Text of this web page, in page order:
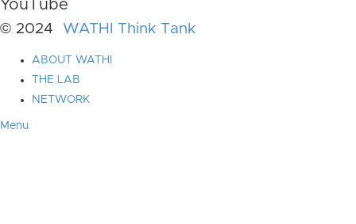
YouTube
© 2024 WATHI Think Tank
ABOUT WATHI
THE LAB
NETWORK
Menu